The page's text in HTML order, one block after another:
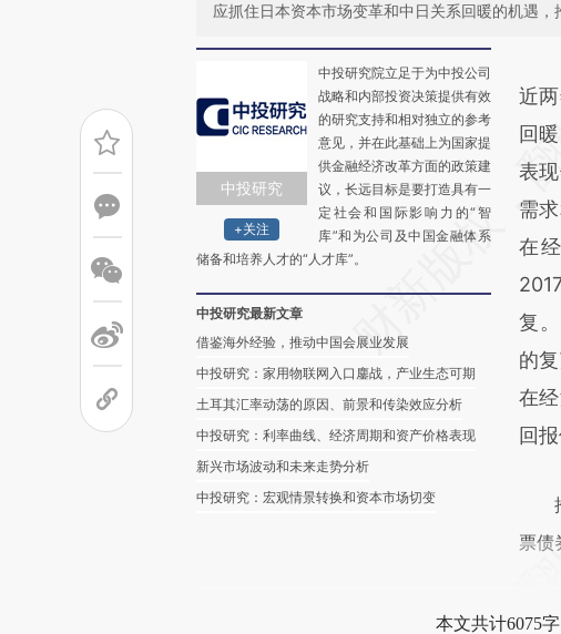
应抓住日本资本市场变革和中日关系回暖的机遇
中投研究
+关注
中投研究院立足于为中投公司
战略和内部投资决策提供有效
的研究支持和相对独立的参考
意见，并在此基础上为国家提
供金融经济改革方面的政策建
议，长远目标是要打造具有一
定社会和国际影响力的“智
库”和为公司及中国金融体系
储备和培养人才的“人才库”。
中投研究最新文章
借鉴海外经验，推动中国会展业发展
中投研究：家用物联网入口鏖战，产业生态可期
土耳其汇率动荡的原因、前景和传染效应分析
中投研究：利率曲线、经济周期和资产价格表现
新兴市场波动和未来走势分析
中投研究：宏观情景转换和资本市场切变
请
成
新
对
近
回
表
需
在
复
的
在
回
推
票债
本文共计6075